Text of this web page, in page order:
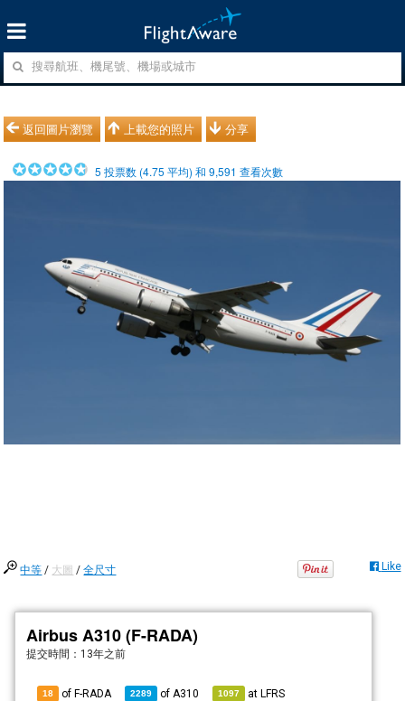
返回圖片瀏覽 上載您的照片 分享
5 投票数 (4.75 平均) 和9,591 查看次數
中等 / 大圖 /全尺寸 Like
Airbus A310 (F-RADA)
提交時間： 13年之前
18 of F-RADA 2289 of A310 1097 atLFRS